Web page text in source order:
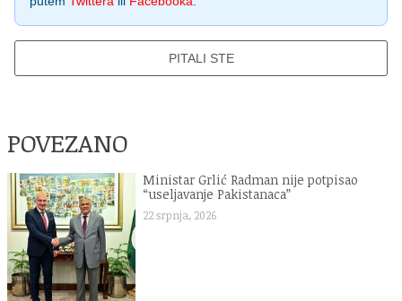
PITALI STE
POVEZANO
Ministar Grlić Radman nije potpisao
“useljavanje Pakistanaca”
22 srpnja, 2026